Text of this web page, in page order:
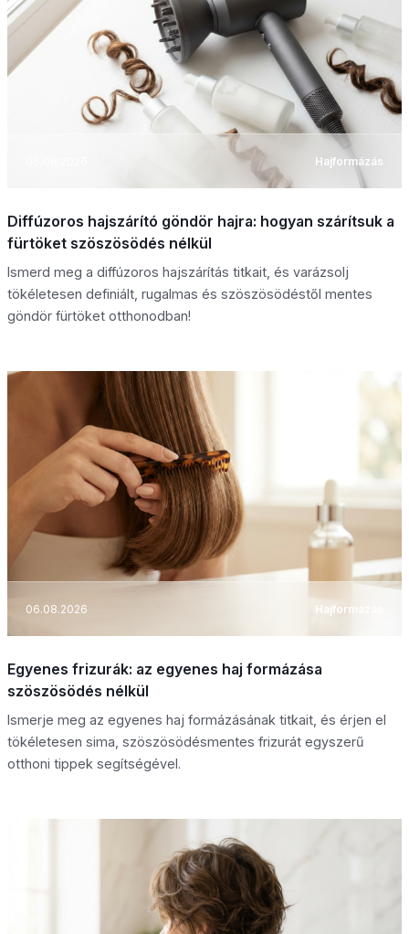
Hajformázás
Diffúzoros hajszárító göndör hajra: hogyan szárítsuk a
fürtöket szöszösödés nélkül
Ismerd meg a diffúzoros hajszárítás titkait, és varázsolj
tökéletesen definiált, rugalmas és szöszösödéstől mentes
göndör fürtöket otthonodban!
06.08.2026 Hajformázás
Egyenes frizurák: az egyenes haj formázása
szöszösödés nélkül
Ismerje meg az egyenes haj formázásának titkait, és érjen el
tökéletesen sima, szöszösödésmentes frizurát egyszerű
otthoni tippek segítségével.